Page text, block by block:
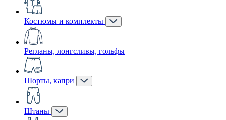
Костюмы и комплекты
Регланы, лонгсливы, гольфы
Шорты, капри
Штаны